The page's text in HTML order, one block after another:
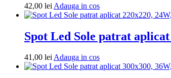
42,00 lei Adauga in cosAdauga
in
Spot Led Sole patrat
41,00 leiAdauga in cosAdauga
in